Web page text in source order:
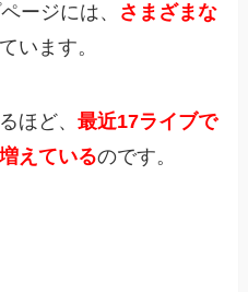
ージには、 さまざまな
います。
ほど、最近17ライブで
えているのです。